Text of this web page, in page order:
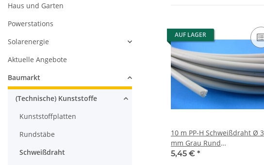
AUF LAGER
10 m PP-H Schweißdraht Ø 3
mm Grau Rund
Kunststoffschweißdraht
5,45 € *
Haus und Garten
Powerstations
Solarenergie
Aktuelle Angebote
Baumarkt
(Technische) Kunststoffe
Kunststoffplatten
Rundstäbe
Schweißdraht